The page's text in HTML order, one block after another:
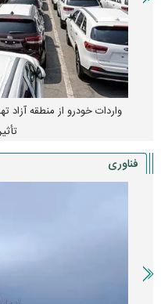
واردات خودرو از منطقه آزاد
فناوری